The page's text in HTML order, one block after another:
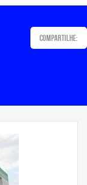
Compartilhe: